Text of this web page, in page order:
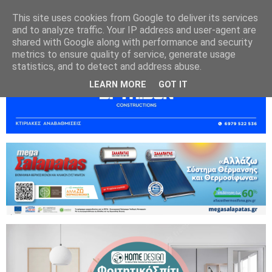
This site uses cookies from Google to deliver its services
and to analyze traffic. Your IP address and user-agent are
shared with Google along with performance and security
metrics to ensure quality of service, generate usage
statistics, and to detect and address abuse.
LEARN MORE GOT IT